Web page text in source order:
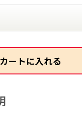
カートに入れる